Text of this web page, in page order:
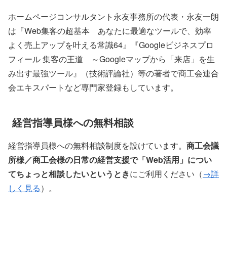
ホームページコンサルタント永友事務所の代表・永友一朗
は『Web集客の超基本 あなたに最適なツールで、効率
よく売上アップを叶える常識64』『Googleビジネスプロ
フィール 集客の王道 ～Googleマップから「来店」を生
み出す最強ツール』（技術評論社）等の著者で商工会連合
会エキスパートなど専門家登録もしています。
経営指導員様への無料相談
経営指導員様への無料相談制度を設けています。 商工会議
所様／商工会様の日常の経営支援で「Web活用」につい
てちょっと相談したいというときにご利用ください（→詳
しく見る）。